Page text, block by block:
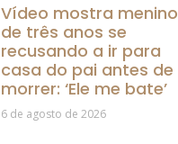
Vídeo mostra menino
de três anos se
recusando a ir para
casa do pai antes de
morrer: ‘Ele me bate’
6 de agosto de 2026